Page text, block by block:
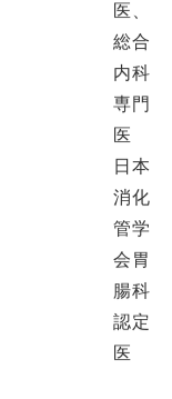
医、
総合
内科
専門
医
日本
消化
管学
会胃
腸科
認定
医